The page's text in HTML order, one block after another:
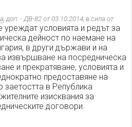
, доп. - ДВ-82 от 03.10.2014, в сила от
уреждат условията и редът за
дейност по наемане на
в други държави и на
извършване на посредническа
и прекратяване, условията и
предоставяне на
заетостта в Република
изисквания за
договори.